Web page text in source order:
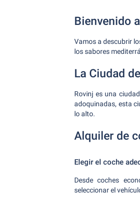
Bienvenido
Vamos a descubrir
los sabores
La Ciudad
Rovinj es una
adoquinadas, esta
lo alto.
Alquiler de
Elegir el coche
Desde coches
seleccionar el